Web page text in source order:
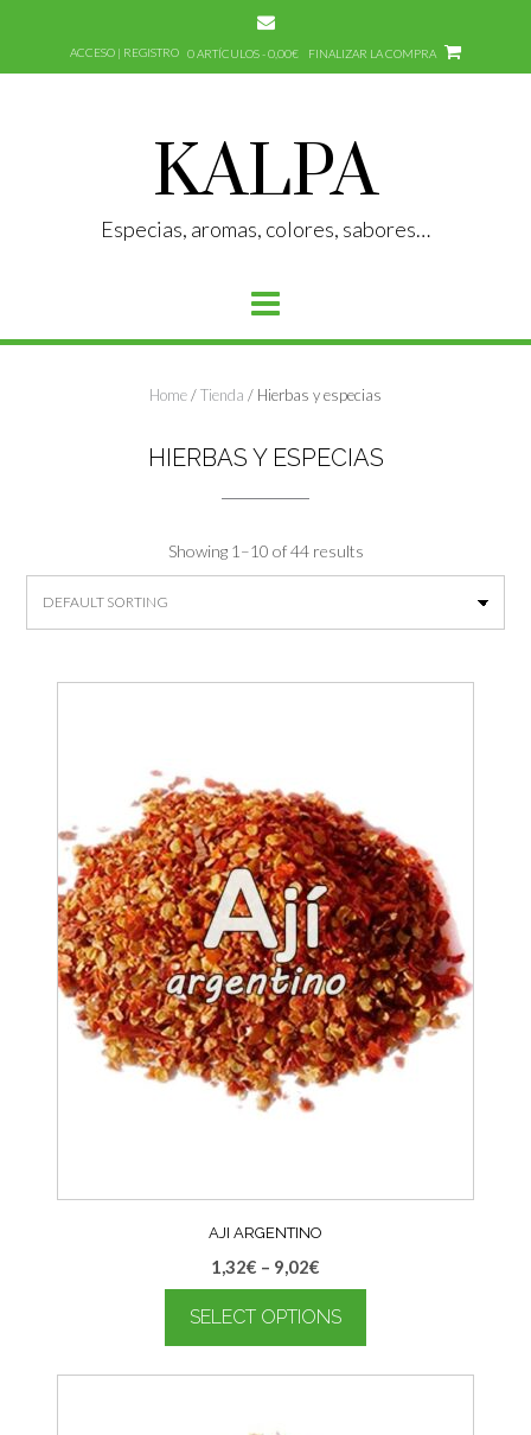
ACCESO | REGISTRO 0 ARTÍCULOS - 0,00€ FINALIZAR LA COMPRA
KALPA
Especias, aromas, colores, sabores…
Home/Tienda / Hierbas y especias
HIERBAS Y ESPECIAS
Showing 1–10 of 44 results
AJI ARGENTINO
1,32€ – 9,02€
SELECT OPTIONS